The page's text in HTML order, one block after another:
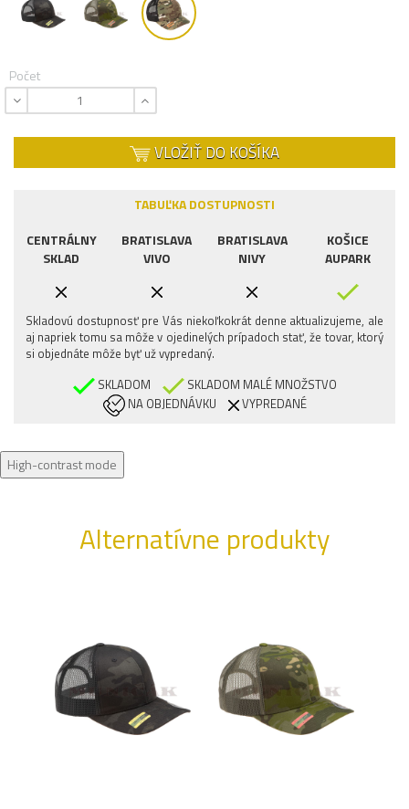
Počet
VLOŽIŤ DO KOŠÍKA
TABUĽKA DOSTUPNOSTI
CENTRÁLNY
SKLAD
BRATISLAVA
VIVO
BRATISLAVA
NIVY
KOŠICE
AUPARK
Skladovú dostupnosť pre Vás niekoľkokrát denne aktualizujeme, ale
aj napriek tomu sa môže v ojedinelých prípadoch stať, že tovar, ktorý
si objednáte môže byť už vypredaný.
SKLADOM
SKLADOM MALÉ MNOŽSTVO
NA OBJEDNÁVKU
VYPREDANÉ
High-contrast mode
Alternatívne produkty